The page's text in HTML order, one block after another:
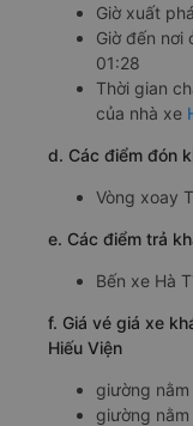
Giờ xuất
Giờ đến nơi
01:28
Thời gian
của nhà xe
d. Các điểm đón
Vòng xoay
e. Các điểm trả
Bến xe Hà
f. Giá vé giá xe
Hiếu Viện
giường
giường